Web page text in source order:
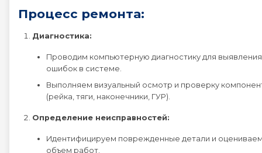
Процесс ремонта:
Диагностика:
Проводим компьютерную диагностику для выявления
ошибок в системе.
Выполняем визуальный осмотр и проверку
(рейка, тяги, наконечники, ГУР).
Определение неисправностей:
Идентифицируем поврежденные детали и
объем работ.